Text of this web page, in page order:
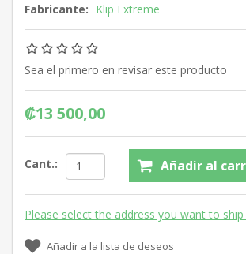
Fabricante: Klip Extreme
Sea el primero en revisar este producto
₡13 500,00
Cant.: Añadir al
Please select the address you want to
Añadir a la lista de deseos